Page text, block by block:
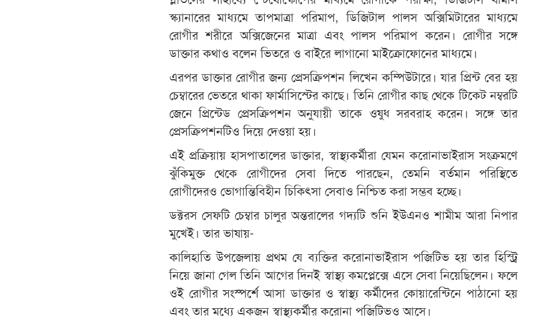
স্ক্যানারের মাধ্যমে তাপমাত্রা পরিমাপ, ডিজিটাল পালস অক্সিমিটারের মাধ্যমে
রোগীর শরীরে অক্সিজেনের মাত্রা এবং পালস পরিমাপ করেন। রোগীর সঙ্গে
ডাক্তার কথাও বলেন ভিতরে ও বাইরে লাগানো মাইক্রোফোনের মাধ্যমে।
এরপর ডাক্তার রোগীর জন্য প্রেসক্রিপশন লিখেন কম্পিউটারে। যার প্রিন্ট বের হয়
চেম্বারের ভেতরে থাকা ফার্মাসিস্টের কাছে। তিনি রোগীর কাছ থেকে টিকেট নম্বরটি
জেনে প্রিন্টেড প্রেসক্রিপশন অনুযায়ী তাকে ওষুধ সরবরাহ করেন। সঙ্গে তার
প্রেসক্রিপশনটিও দিয়ে দেওয়া হয়।
এই প্রক্রিয়ায় হাসপাতালের ডাক্তার, স্বাস্থ্যকর্মীরা যেমন করোনাভাইরাস সংক্রমণে
ঝুঁকিমুক্ত থেকে রোগীদের সেবা দিতে পারছেন, তেমনি বর্তমান পরিস্থিতে
রোগীদেরও ভোগান্তিবিহীন চিকিৎসা সেবাও নিশ্চিত করা সম্ভব হচ্ছে।
ডক্টরস সেফটি চেম্বার চালুর অন্তরালের গদ্যটি শুনি ইউএনও শামীম আরা নিপার
মুখেই। তার ভাষায়-
কালিহাতি উপজেলায় প্রথম যে ব্যক্তির করোনাভাইরাস পজিটিভ হয় তার হিস্ট্রি
নিয়ে জানা গেল তিনি আগের দিনই স্বাস্থ্য কমপ্লেক্সে এসে সেবা নিয়েছিলেন। ফলে
ওই রোগীর সংস্পর্শে আসা ডাক্তার ও স্বাস্থ্য কর্মীদের কোয়ারেন্টিনে পাঠানো হয়
এবং তার মধ্যে একজন স্বাস্থ্যকর্মীর করোনা পজিটিভও আসে।